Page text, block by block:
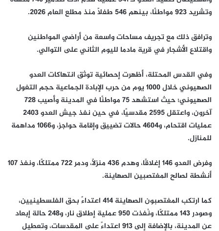
وتشريد 923 مواطنًا، بينهم 546 طفلًا منذ مطلع العام 2026.
وترافق ذلك مع تجريف مساحات واسعة من أراضي المواطنين
واقتلاع الأشجار في قرية مادما لليوم الثاني على التوالي.
وفي القدس المحتلة، أظهرت إحصائية توثق انتهاكات العدو
الصهيوني خلال 1000 يوم من حرب الإبادة الجماعية حجم التغول
الصهيوني؛ حيث استشهد 75 مواطنًا في المدينة وأصيب 728
آخرون، واعتقل 2595 مقدسيًا، في حين نفذ جيش العدو 2403
عمليات اقتحام، و4604 حالات تضييق وإقامة حواجز، و1066 مداهمة
للمنازل.
وفرض العدو 146 إغلاقًا، وهدم 436 منزلًا، ودمر 722 ممتلكًا، ونفذ 107
أنشطة لصالح المغتصبين الصهاينة.
كما ارتكب المغتصبون الصهاينة 414 اعتداءً بحق الفلسطينيين،
وصودر 143 ممتلكًا، ونُفذت 950 عملية إطلاق نار، و248 حالة إبعاد
عن المدينة، بالإضافة إلى 913 اعتداءً على المقدسات، وتعطيل